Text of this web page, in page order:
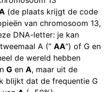
(de plaats krijgt de code
van chromosoom 13,
DNA-letter: je kan
A (” AA“) of G en
de wereld hebben
G en A, maar uit de
blijkt dat de frequentie G